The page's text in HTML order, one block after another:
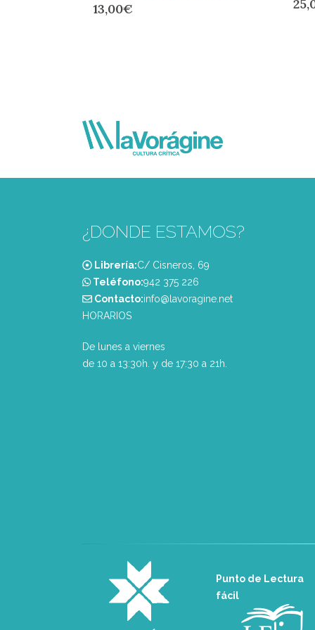
13,00€
¿DONDE ESTAMOS?
Librería:C/ Cisneros, 69
Teléfono:‭942 375 226‬
Contacto:info@lavoragine.net
HORARIOS
De lunes a viernes
de 10 a 13:30h. y de 17:30 a 21h.
Punto de Lectura
fácil